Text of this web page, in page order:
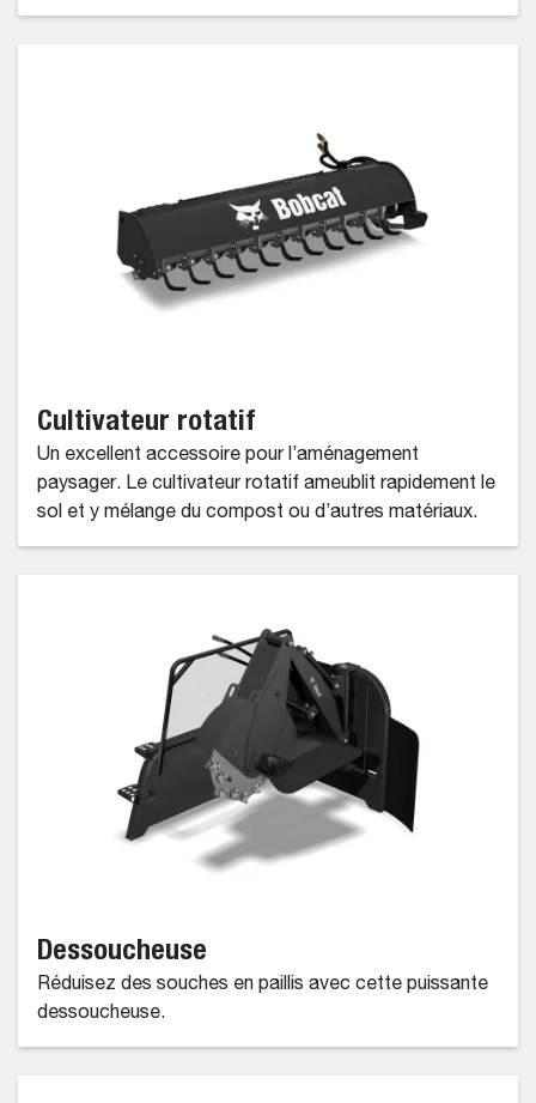
Cultivateur rotatif
Un excellent accessoire pour l’aménagement
paysager. Le cultivateur rotatif ameublit rapidement le
sol et y mélange du compost ou d’autres matériaux.
Dessoucheuse
Réduisez des souches en paillis avec cette puissante
dessoucheuse.